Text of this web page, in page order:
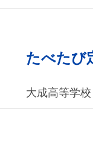
たべたび
大成高等学校